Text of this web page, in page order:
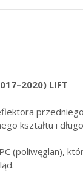
LIFT
kształtu i
(poliwęglan),